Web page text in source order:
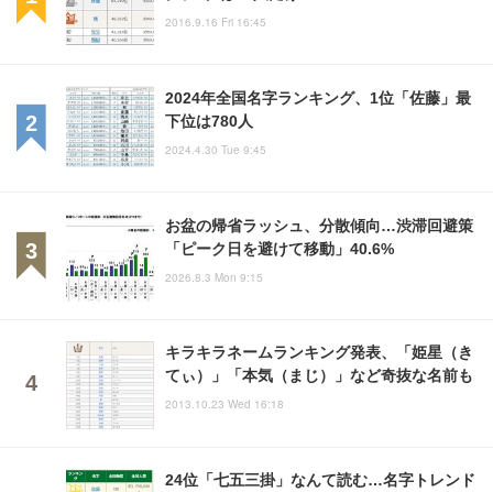
2016.9.16 Fri 16:45
2024年全国名字ランキング、1位「佐藤」最
下位は780人
2024.4.30 Tue 9:45
お盆の帰省ラッシュ、分散傾向…渋滞回避策
「ピーク日を避けて移動」40.6%
2026.8.3 Mon 9:15
キラキラネームランキング発表、「姫星（き
てぃ）」「本気（まじ）」など奇抜な名前も
2013.10.23 Wed 16:18
24位「七五三掛」なんて読む…名字トレンド